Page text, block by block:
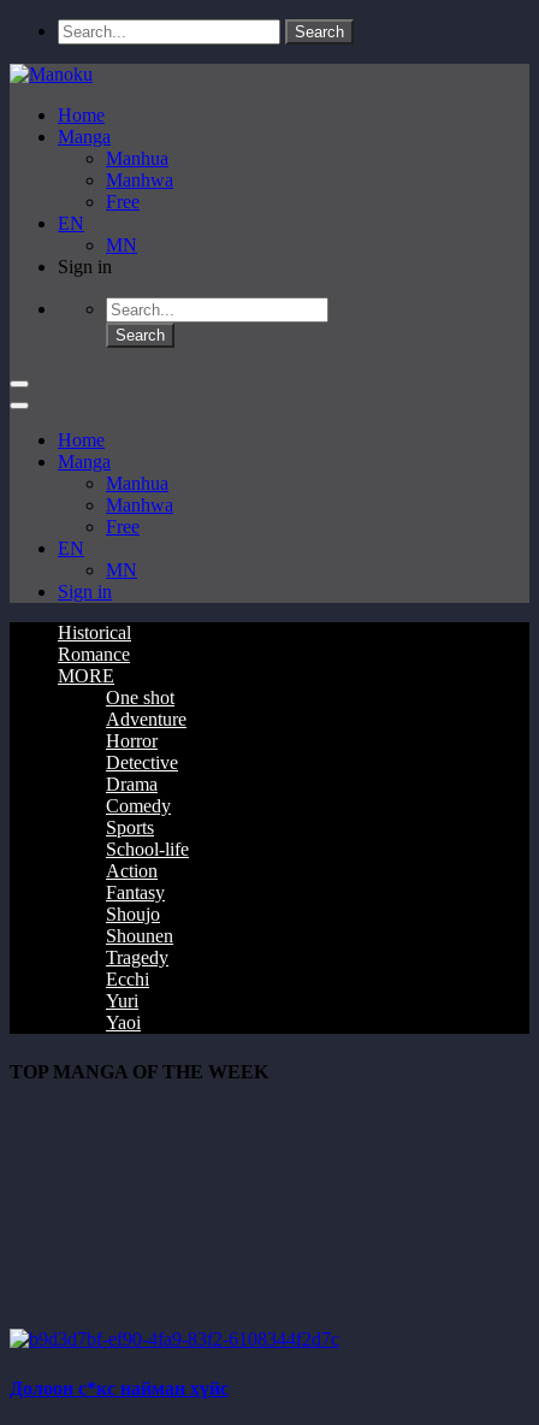
Home
Manga
Manhua
Manhwa
Free
EN
MN
Sign in
Home
Manga
Manhua
Manhwa
Free
EN
MN
Sign in
Historical
Romance
MORE
One shot
Adventure
Horror
Detective
Drama
Comedy
Sports
School-life
Action
Fantasy
Shoujo
Shounen
Tragedy
Ecchi
Yuri
Yaoi
TOP MANGA OF THE WEEK
Долоон с*кс найман хүйс